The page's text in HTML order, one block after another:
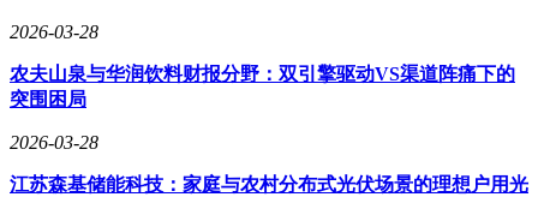
2026-03-28
农夫山泉与华润饮料财报分野：双引擎驱动VS渠道阵痛下的
突围困局
2026-03-28
江苏森基储能科技：家庭与农村分布式光伏场景的理想户用光